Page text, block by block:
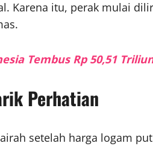
Karena itu, perak mulai
Tembus Rp 50,51
Perhatian
setelah harga logam